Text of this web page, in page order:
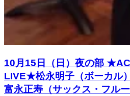
10月15日（日）夜の部
LIVE★松永明子（ボーカル
富永正寿（サックス・フル